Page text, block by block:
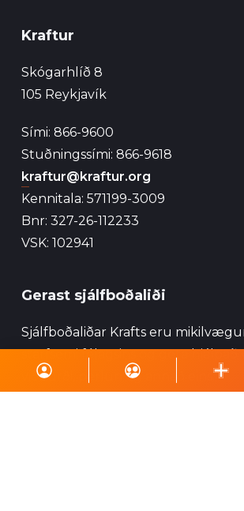
Kraftur
Skógarhlíð 8
105 Reykjavík
Sími: 866-9600
Stuðningssími: 866-9618
kraftur@kraftur.org
Kennitala: 571199-3009
Bnr: 327-26-112233
VSK: 102941
Gerast sjálfboðaliði
Sjálfboðaliðar Krafts eru
starfsemi félagsins og geta hjálpað
viðburði, perlun og annað eins.